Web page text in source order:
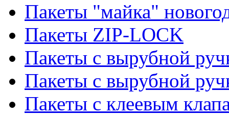
Пакеты "майка"
Пакеты ZIP-LOCK
Пакеты с вырубной
Пакеты с вырубной
Пакеты с клеевым